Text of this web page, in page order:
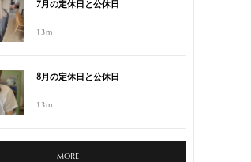
7月の定休日と公休日
13m
8月の定休日と公休日
13m
MORE